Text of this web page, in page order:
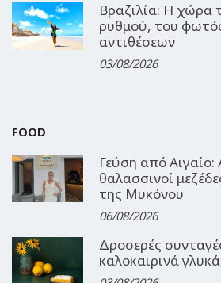
Βραζιλία: Η χώρα
ρυθμού, του
αντιθέσεων
03/08/2026
FOOD
Γεύση από Αιγαίο:
θαλασσινοί
της Μυκόνου
06/08/2026
Δροσερές
καλοκαιρινά